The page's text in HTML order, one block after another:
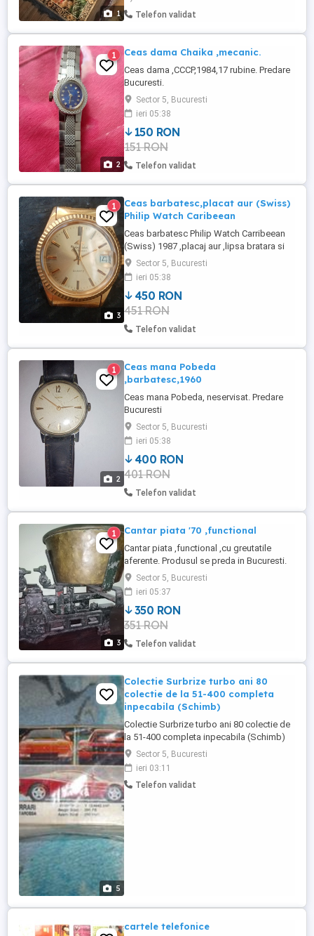
1 Telefon validat
2
1 Ceas dama Chaika ,mecanic.
Ceas dama ,CCCP,1984,17 rubine. Predare
Bucuresti.
Sector 5, Bucuresti
ieri 05:38
150 RON
151 RON
Telefon validat
3
1
Ceas barbatesc,placat aur (Swiss)
Philip Watch Caribeean
Ceas barbatesc Philip Watch Carribeean
(Swiss) 1987 ,placaj aur ,lipsa bratara si
baterie(quartz). Predare Bucuresti
Sector 5, Bucuresti
ieri 05:38
450 RON
451 RON
Telefon validat
2
1
Ceas mana Pobeda
,barbatesc,1960
Ceas mana Pobeda, neservisat. Predare
Bucuresti
Sector 5, Bucuresti
ieri 05:38
400 RON
401 RON
Telefon validat
3
1 Cantar piata '70 ,functional
Cantar piata ,functional ,cu greutatile
aferente. Produsul se preda in Bucuresti.
Sector 5, Bucuresti
ieri 05:37
350 RON
351 RON
Telefon validat
5
Colectie Surbrize turbo ani 80
colectie de la 51-400 completa
inpecabila (Schimb)
Colectie Surbrize turbo ani 80 colectie de
la 51-400 completa inpecabila (Schimb)
Sector 5, Bucuresti
ieri 03:11
Telefon validat
cartele telefonice